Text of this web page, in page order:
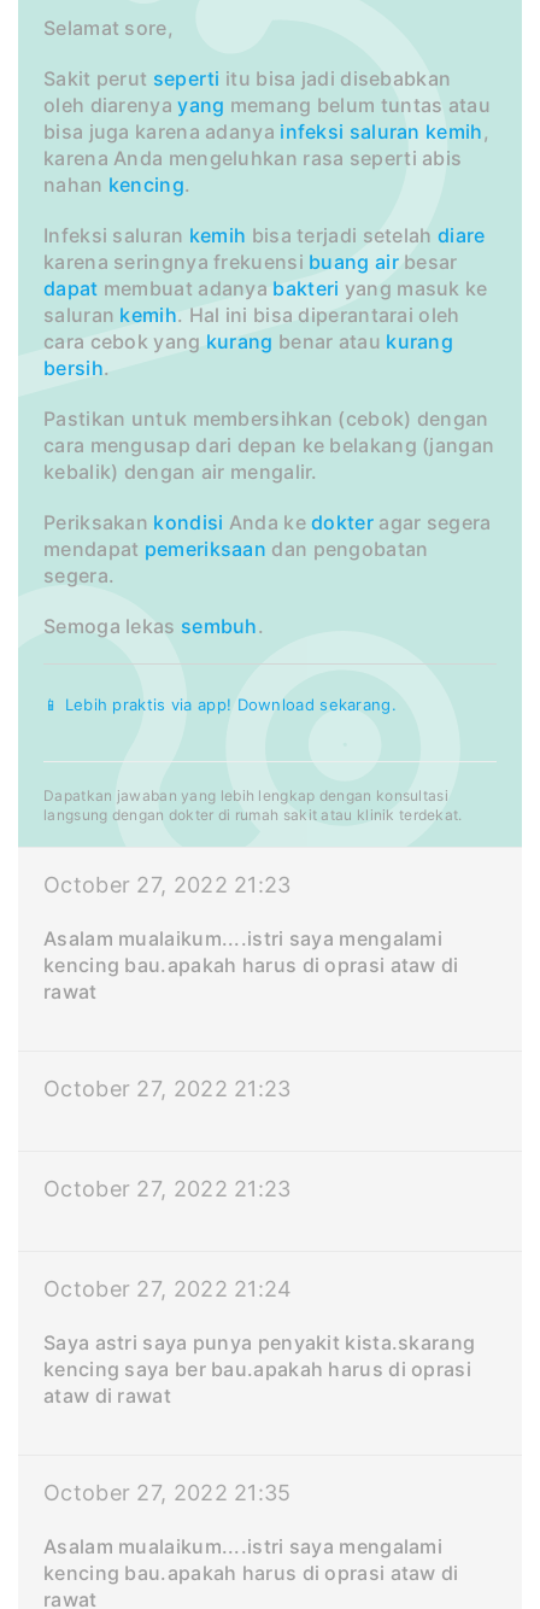
Selamat sore,
Sakit perut seperti itu bisa jadi disebabkan
oleh diarenyayang memang belum tuntas atau
bisa juga karena adanya infeksi saluran kemih ,
karena Anda mengeluhkan rasa seperti abis
nahan kencing.
Infeksi saluran kemih bisa terjadi setelah diare
karena seringnya frekuensi buang airbesar
dapat membuat adanya bakteri yang masuk ke
saluran kemih. Hal ini bisa diperantarai oleh
cara cebok yang kurang benar atau kurang
bersih.
Pastikan untuk membersihkan (cebok) dengan
cara mengusap dari depan ke belakang (jangan
kebalik) dengan air mengalir.
Periksakan kondisi Anda kedokteragar segera
mendapat pemeriksaan dan pengobatan
segera.
Semoga lekas sembuh.
📱 Lebih praktis via app! Download sekarang.
Dapatkan jawaban yang lebih lengkap dengan konsultasi
langsung dengan dokter di rumah sakit atau klinik terdekat.
October 27, 2022 21:23
Asalam mualaikum....istri saya mengalami
kencing bau.apakah harus di oprasi ataw di
rawat
October 27, 2022 21:23
October 27, 2022 21:23
October 27, 2022 21:24
Saya astri saya punya penyakit kista.skarang
kencing saya ber bau.apakah harus di oprasi
ataw di rawat
October 27, 2022 21:35
Asalam mualaikum....istri saya mengalami
kencing bau.apakah harus di oprasi ataw di
rawat